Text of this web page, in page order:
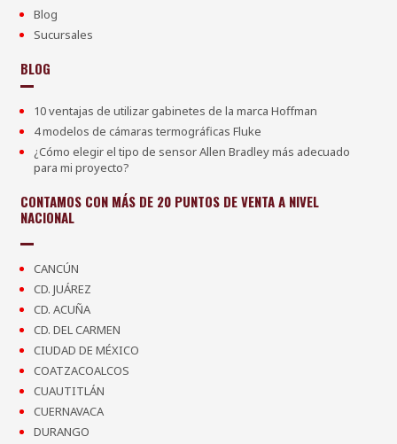
Blog
Sucursales
BLOG
10 ventajas de utilizar gabinetes de la marca Hoffman
4 modelos de cámaras termográficas Fluke
¿Cómo elegir el tipo de sensor Allen Bradley más adecuado
para mi proyecto?
CONTAMOS CON MÁS DE 20 PUNTOS DE VENTA A NIVEL
NACIONAL
CANCÚN
CD. JUÁREZ
CD. ACUÑA
CD. DEL CARMEN
CIUDAD DE MÉXICO
COATZACOALCOS
CUAUTITLÁN
CUERNAVACA
DURANGO